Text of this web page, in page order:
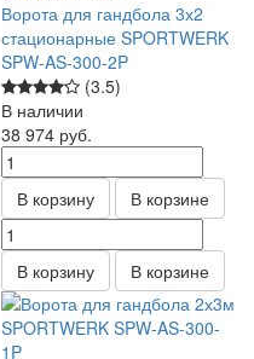
Ворота для гандбола 3х2
стационарные SPORTWERK
SPW-AS-300-2P
(3.5)
В наличии
38 974 руб.
В корзину В корзине
В корзину В корзине